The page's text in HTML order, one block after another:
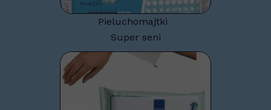
Pieluchomajtki
Super seni